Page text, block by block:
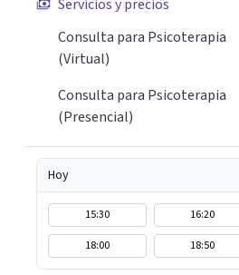
Servicios y precios
Consulta para Psicoterapia
(Virtual)
Consulta para Psicoterapia
(Presencial)
Hoy
15:30 16:20
18:00
18:50